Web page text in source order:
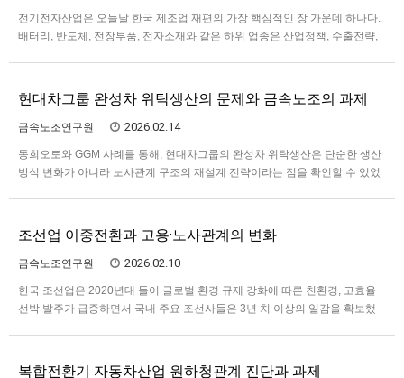
전기전자산업은 오늘날 한국 제조업 재편의 가장 핵심적인 장 가운데 하나다.
배터리, 반도체, 전장부품, 전자소재와 같은 하위 업종은 산업정책, 수출전략,
약 2만2천 개소에 이르지만, 그 다수는 소규모 사업…
현대차그룹 완성차 위탁생산의 문제와 금속노조의 과제
금속노조연구원 2026.02.14
동희오토와 GGM 사례를 통해, 현대차그룹의 완성차 위탁생산은 단순한 생산
방식 변화가 아니라 노사관계 구조의 재설계 전략이라는 점을 확인할 수 있었
주화·분절화하는 방식으로 작동한다. 따라서 동희오토와 GGM…
조선업 이중전환과 고용·노사관계의 변화
금속노조연구원 2026.02.10
한국 조선업은 2020년대 들어 글로벌 환경 규제 강화에 따른 친환경, 고효율
선박 발주가 급증하면서 국내 주요 조선사들은 3년 치 이상의 일감을 확보했
진입했다는 평가를 받고 있다. 대외적으로는 미국의 중국…
복합전환기 자동차산업 원하청관계 진단과 과제